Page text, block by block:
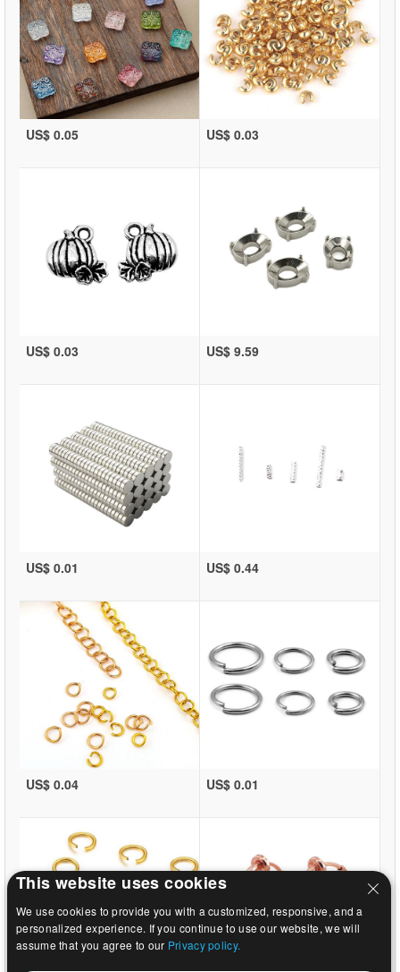
US$ 0.05 US$ 0.03
US$ 0.03 US$ 9.59
US$ 0.01 US$ 0.44
US$ 0.04 US$ 0.01
This website uses cookies
We use cookies to provide you with a customized, responsive, and a
personalized experience. If you continue to use our website, we will
assume that you agree to our Privacy policy.